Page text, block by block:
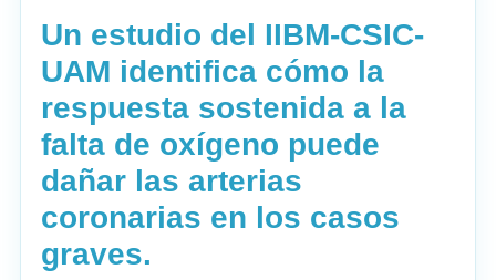
Un estudio del IIBM-CSIC-
UAM identifica cómo la
respuesta sostenida a la
falta de oxígeno puede
dañar las arterias
coronarias en los casos
graves.